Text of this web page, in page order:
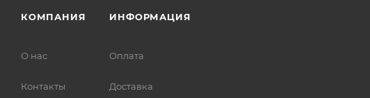
КОМПАНИЯ
О нас
Контакты
ИНФОРМАЦИЯ
Оплата
Доставка